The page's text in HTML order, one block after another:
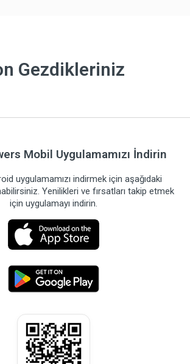
Gezdikleriniz
Mobil Uygulamamızı İndirin
uygulamamızı indirmek için aşağıdaki
Yenilikleri ve fırsatları takip etmek
için uygulamayı indirin.